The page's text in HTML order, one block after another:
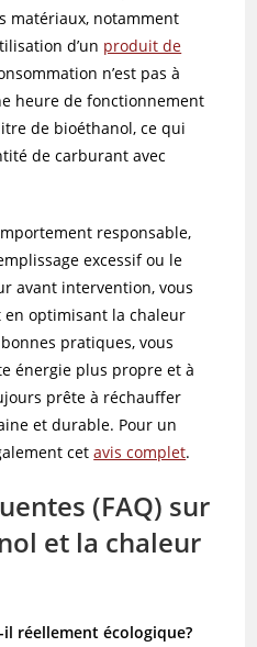
matériaux, notamment
d’un produit de
n’est pas à
heure de fonctionnement
de bioéthanol, ce qui
de carburant avec
responsable,
excessif ou le
avant intervention, vous
en optimisant la chaleur
pratiques, vous
énergie plus propre et à
prête à réchauffer
et durable. Pour un
cetavis complet.
(FAQ) sur
et la chaleur
réellement écologique?